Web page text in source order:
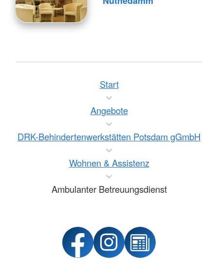
Start
Angebote
DRK-Behindertenwerkstätten Potsdam gGmbH
Wohnen & Assistenz
Ambulanter Betreuungsdienst